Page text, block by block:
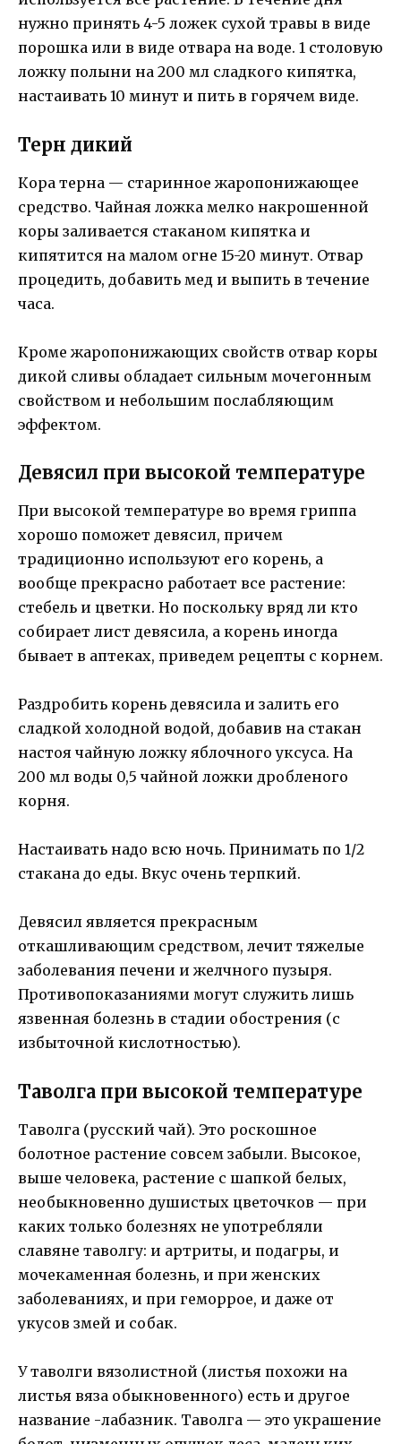
нужно принять 4-5 ложек сухой травы в виде
порошка или в виде отвара на воде. 1 столовую
ложку полыни на 200 мл сладкого кипятка,
настаивать 10 минут и пить в горячем виде.
Терн дикий
Кора терна — старинное жаропонижающее
средство. Чайная ложка мелко накрошенной
коры заливается стаканом кипятка и
кипятится на малом огне 15-20 минут. Отвар
процедить, добавить мед и выпить в течение
часа.
Кроме жаропонижающих свойств отвар коры
дикой сливы обладает сильным мочегонным
свойством и небольшим послабляющим
эффектом.
Девясил при высокой температуре
При высокой температуре во время гриппа
хорошо поможет девясил, причем
традиционно используют его корень, а
вообще прекрасно работает все растение:
стебель и цветки. Но поскольку вряд ли кто
собирает лист девясила, а корень иногда
бывает в аптеках, приведем рецепты с корнем.
Раздробить корень девясила и залить его
сладкой холодной водой, добавив на стакан
настоя чайную ложку яблочного уксуса. На
200 мл воды 0,5 чайной ложки дробленого
корня.
Настаивать надо всю ночь. Принимать по 1/2
стакана до еды. Вкус очень терпкий.
Девясил является прекрасным
откашливающим средством, лечит тяжелые
заболевания печени и желчного пузыря.
Противопоказаниями могут служить лишь
язвенная болезнь в стадии обострения (с
избыточной кислотностью).
Таволга при высокой температуре
Таволга (русский чай). Это роскошное
болотное растение совсем забыли. Высокое,
выше человека, растение с шапкой белых,
необыкновенно душистых цветочков — при
каких только болезнях не употребляли
славяне таволгу: и артриты, и подагры, и
мочекаменная болезнь, и при женских
заболеваниях, и при геморрое, и даже от
укусов змей и собак.
У таволги вязолистной (листья похожи на
листья вяза обыкновенного) есть и другое
название -лабазник. Таволга — это украшение